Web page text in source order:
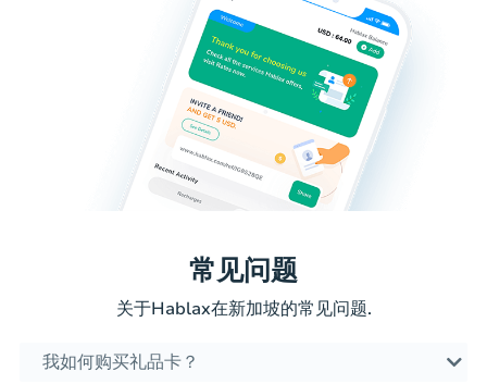
常见问题
关于Hablax在新加坡的常见问题.
我如何购买礼品卡？